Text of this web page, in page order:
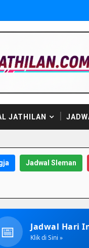
JATHILAN
Jadwal Sleman
📅 Jadwal Hari
Klik di Sini »